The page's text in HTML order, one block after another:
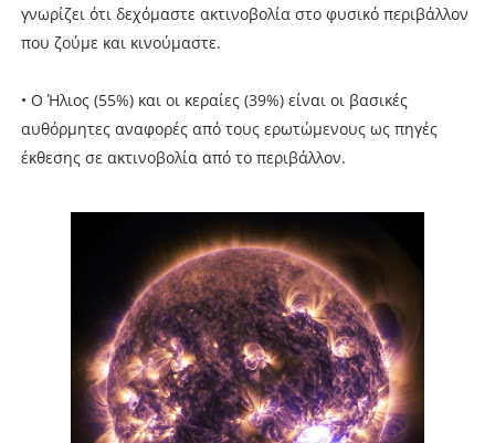
γνωρίζει ότι δεχόμαστε ακτινοβολία στο φυσικό περιβάλλον
που ζούμε και κινούμαστε.
• Ο Ήλιος (55%) και οι κεραίες (39%) είναι οι βασικές
αυθόρμητες αναφορές από τους ερωτώμενους ως πηγές
έκθεσης σε ακτινοβολία από το περιβάλλον.